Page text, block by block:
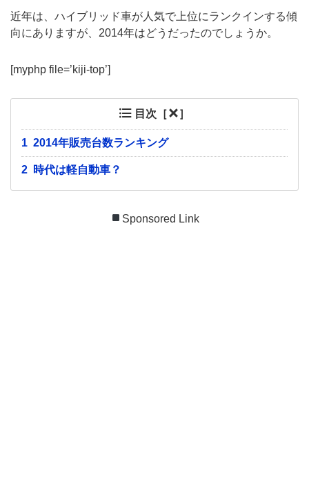
近年は、ハイブリッド車が人気で上位にランクインする傾
向にありますが、2014年はどうだったのでしょうか。
[myphp file=’kiji-top’]
目次［ ］
1 2014年販売台数ランキング
2 時代は軽自動車？
Sponsored Link